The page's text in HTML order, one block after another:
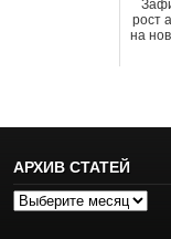
рост
на
АРХИВ СТАТЕЙ
Архив